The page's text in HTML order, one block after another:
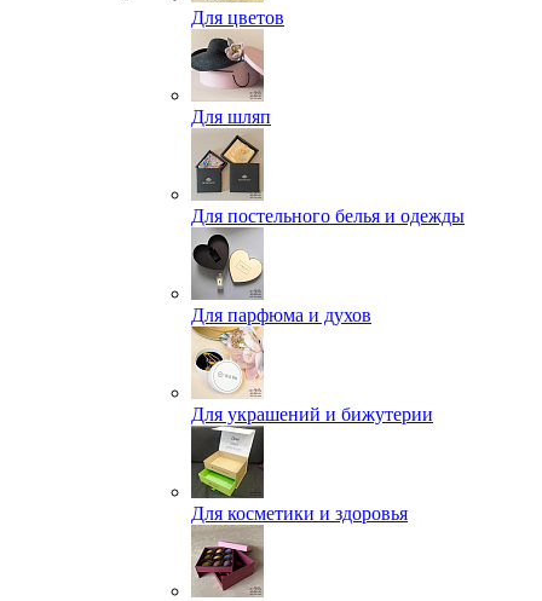
Для цветов
Для шляп
Для постельного белья и одежды
Для парфюма и духов
Для украшений и бижутерии
Для косметики и здоровья